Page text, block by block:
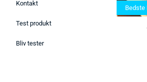
Kontakt
Test produkt
Bliv tester
Find de bedste produkter her!
Bedste